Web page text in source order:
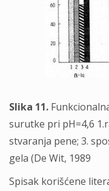
Slika 11.
surutke pri pН=4,6
stvaranja pene; 3.
gela (De Wit, 1989
Spisak korišćene